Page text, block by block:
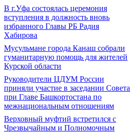
В г.Уфа состоялась церемония
вступления в должность вновь
избранного Главы РБ Радия
Хабирова
Мусульмане города Канаш собрали
гуманитарную помощь для жителей
Курской области
Руководители ЦДУМ России
приняли участие в заседании Совета
при Главе Башкортостана по
межнациональным отношениям
Верховный муфтий встретился с
Чрезвычайным и Полномочным